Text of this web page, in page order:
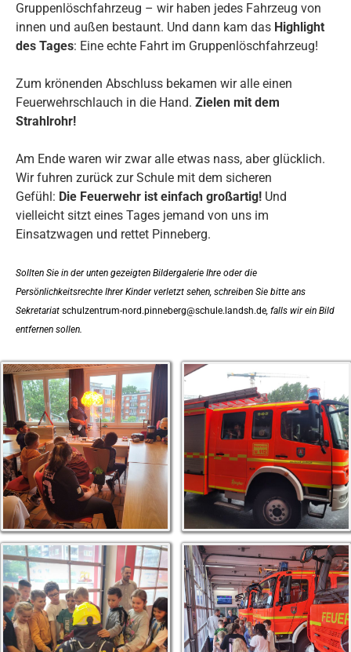
Gruppenlöschfahrzeug – wir haben jedes Fahrzeug von
innen und außen bestaunt. Und dann kam das Highlight
des Tages: Eine echte Fahrt im Gruppenlöschfahrzeug!
Zum krönenden Abschluss bekamen wir alle einen
Feuerwehrschlauch in die Hand. Zielen mit dem
Strahlrohr!
Am Ende waren wir zwar alle etwas nass, aber glücklich.
Wir fuhren zurück zur Schule mit dem sicheren
Gefühl: Die Feuerwehr ist einfach großartig! Und
vielleicht sitzt eines Tages jemand von uns im
Einsatzwagen und rettet Pinneberg.
Sollten Sie in der unten gezeigten Bildergalerie Ihre oder die
Persönlichkeitsrechte Ihrer Kinder verletzt sehen, schreiben Sie bitte ans
Sekretariat schulzentrum-nord.pinneberg@schule.landsh.de, falls wir ein Bild
entfernen sollen.